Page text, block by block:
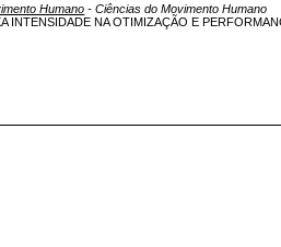
Humano - Ciências do Movimento Humano
INTENSIDADE NA OTIMIZAÇÃO E